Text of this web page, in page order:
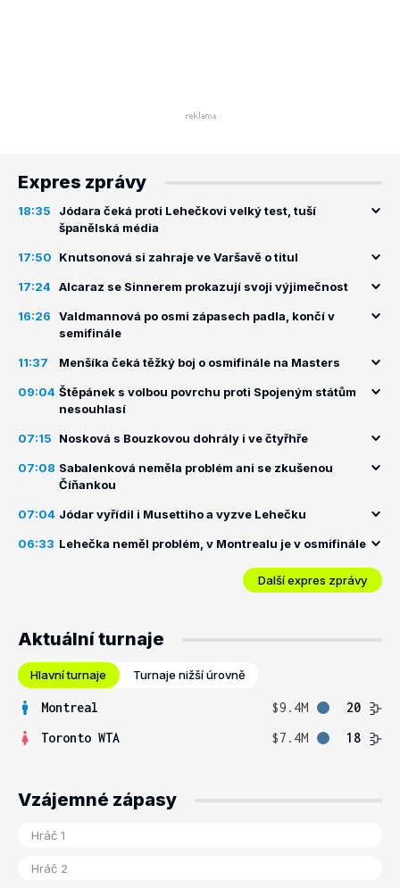
Expres zprávy
18:35
Jódara čeká proti Lehečkovi velký test, tuší
španělská média
17:50 Knutsonová si zahraje ve Varšavě o titul
17:24 Alcaraz se Sinnerem prokazují svoji výjimečnost
16:26
Valdmannová po osmi zápasech padla, končí v
semifinále
11:37 Menšíka čeká těžký boj o osmifinále na Masters
09:04 Štěpánek s volbou povrchu proti Spojeným státům
nesouhlasí
07:15 Nosková s Bouzkovou dohrály i ve čtyřhře
07:08 Sabalenková neměla problém ani se zkušenou
Číňankou
07:04 Jódar vyřídil i Musettiho a vyzve Lehečku
06:33 Lehečka neměl problém, v Montrealu je v osmifinále
Další expres zprávy
Aktuální turnaje
Hlavní turnaje Turnaje nižší úrovně
Montreal $9.4M
20
Toronto WTA
$7.4M 18
Vzájemné zápasy